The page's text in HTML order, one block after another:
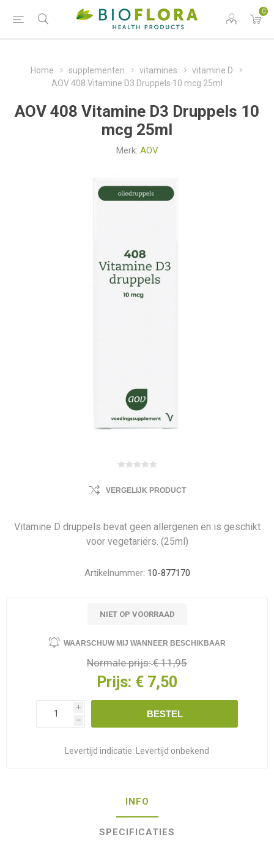
0
Home supplementen vitamines
vitamine D
AOV 408 Vitamine D3 Druppels 10 mcg 25ml
AOV 408 Vitamine D3 Druppels 10
mcg 25ml
Merk: AOV
VERGELIJK PRODUCT
Vitamine D druppels bevat geen allergenen en is geschikt
voor vegetariërs. (25ml)
Artikelnummer: 10-877170
NIET OP VOORRAAD
WAARSCHUW MIJ WANNEER BESCHIKBAAR
Normale prijs:€ 11,95
Prijs: € 7,50
i
h
BESTEL
Levertijd indicatie: Levertijd onbekend
INFO
SPECIFICATIES